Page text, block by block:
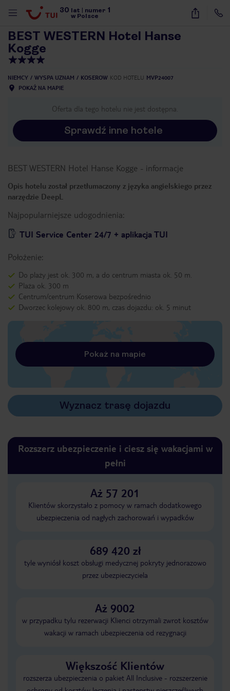
30 lat numer 1
w Polsce
37
BEST WESTERN Hotel Hanse
Kogge
NIEMCY WYSPA UZNAM KOSEROW KOD HOTELU MVP24007
POKAŻ NA MAPIE
Oferta dla tego hotelu nie jest dostępna.
Sprawdź inne hotele
BEST WESTERN Hotel Hanse Kogge - informacje
Opis hotelu został przetłumaczony z języka angielskiego przez
narzędzie DeepL
Najpopularniejsze udogodnienia:
TUI Service Center 24/7 + aplikacja TUI
Położenie:
Do plaży jest ok. 300 m, a do centrum miasta ok. 50 m.
Plaża ok. 300 m
Centrum/centrum Koserowa bezpośrednio
Dworzec kolejowy ok. 800 m, czas dojazdu: ok. 5 minut
Pokaż na mapie
Wyznacz trasę dojazdu
Rozszerz ubezpieczenie i ciesz się wakacjami w
pełni
Aż 57 201
Klientów skorzystało z pomocy w ramach dodatkowego
ubezpieczenia od nagłych zachorowań i wypadków
689 420 zł
tyle wyniósł koszt obsługi medycznej pokryty jednorazowo
przez ubezpieczyciela
Aż 9002
w przypadku tylu rezerwacji Klienci otrzymali zwrot kosztów
wakacji w ramach ubezpieczenia od rezygnacji
Większość Klientów
rozszerza ubezpieczenia o pakiet All Inclusive - rozszerzenie